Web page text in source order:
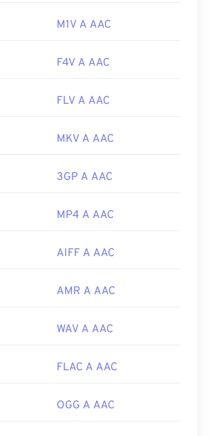
M1V A AAC
F4V A AAC
FLV A AAC
MKV A AAC
3GP A AAC
MP4 A AAC
AIFF A AAC
AMR A AAC
WAV A AAC
FLAC A AAC
OGG A AAC